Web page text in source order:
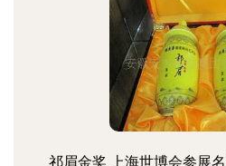
祁眉金奖 上海世博会参展